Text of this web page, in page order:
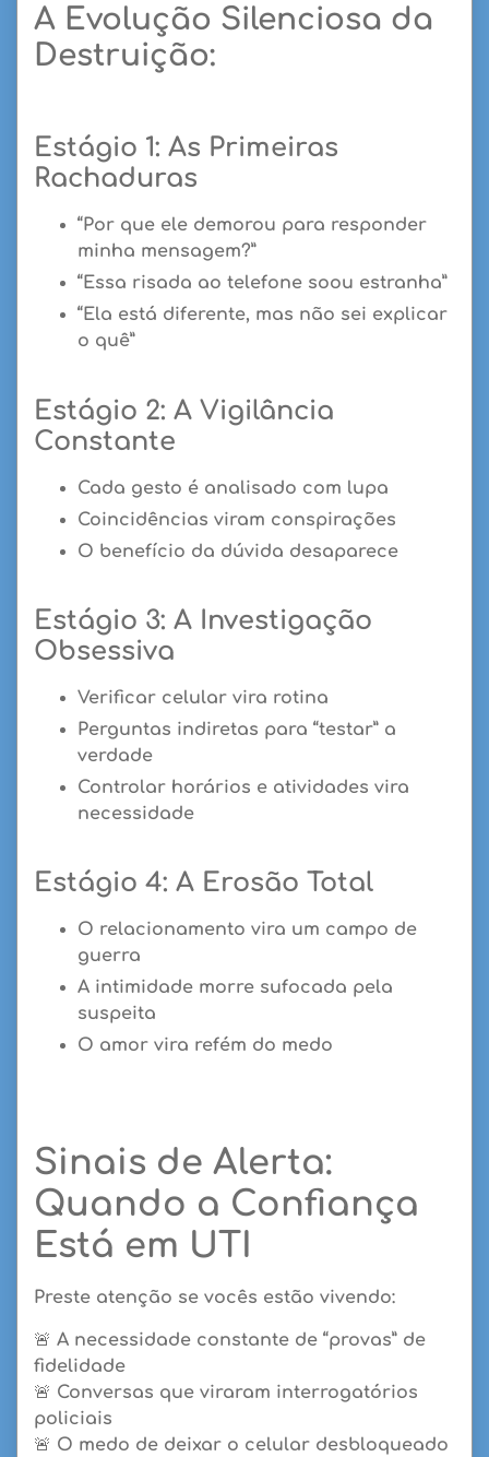
A Evolução Silenciosa da
Destruição:
Estágio 1: As Primeiras
Rachaduras
“Por que ele demorou para responder
minha mensagem?”
“Essa risada ao telefone soou estranha”
“Ela está diferente, mas não sei explicar
o quê”
Estágio 2: A Vigilância
Constante
Cada gesto é analisado com lupa
Coincidências viram conspirações
O benefício da dúvida desaparece
Estágio 3: A Investigação
Obsessiva
Verificar celular vira rotina
Perguntas indiretas para “testar” a
verdade
Controlar horários e atividades vira
necessidade
Estágio 4: A Erosão Total
O relacionamento vira um campo de
guerra
A intimidade morre sufocada pela
suspeita
O amor vira refém do medo
Sinais de Alerta:
Quando a Confiança
Está em UTI
Preste atenção se vocês estão vivendo:
🚨 A necessidade constante de “provas” de
fidelidade
🚨 Conversas que viraram interrogatórios
policiais
🚨 O medo de deixar o celular desbloqueado